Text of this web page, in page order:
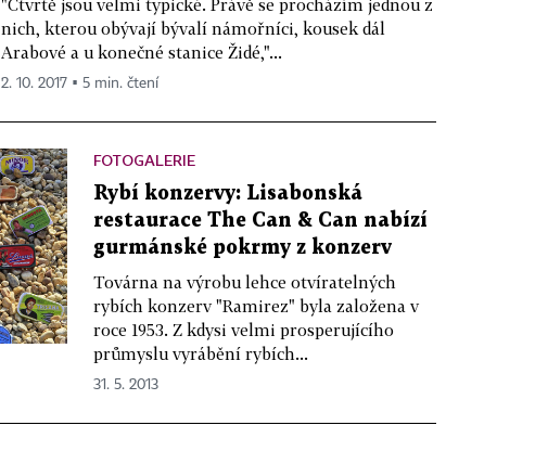
"Čtvrtě jsou velmi typické. Právě se procházím jednou z
nich, kterou obývají bývalí námořníci, kousek dál
Arabové a u konečné stanice Židé,"...
2. 10. 2017 ▪ 5 min. čtení
FOTOGALERIE
Rybí konzervy: Lisabonská
restaurace The Can & Can nabízí
gurmánské pokrmy z konzerv
Továrna na výrobu lehce otvíratelných
rybích konzerv "Ramirez" byla založena v
roce 1953. Z kdysi velmi prosperujícího
průmyslu vyrábění rybích...
31. 5. 2013